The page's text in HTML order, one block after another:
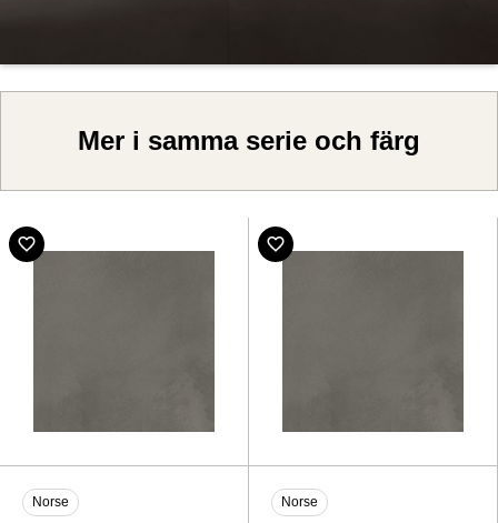
Mer i samma serie och färg
Norse Norse